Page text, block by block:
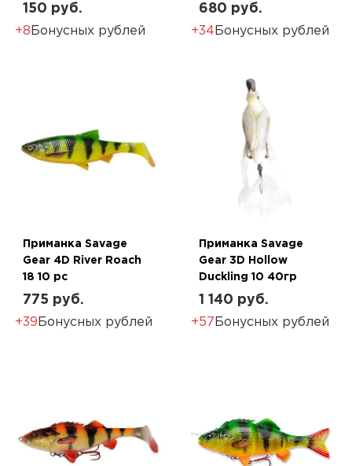
150 руб.
+8 Бонусных рублей
680 руб.
+34 Бонусных рублей
Приманка Savage
Gear 4D River Roach
18 10 pc
775 руб.
+39 Бонусных рублей
Приманка Savage
Gear 3D Hollow
Duckling 10 40гр
1 140 руб.
+57 Бонусных рублей